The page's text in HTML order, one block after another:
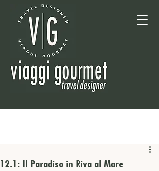
12.1: Il Paradiso in Riva al Mare